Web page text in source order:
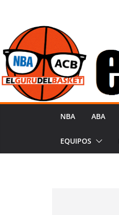
contenido
NBA ABA
EQUIPOS